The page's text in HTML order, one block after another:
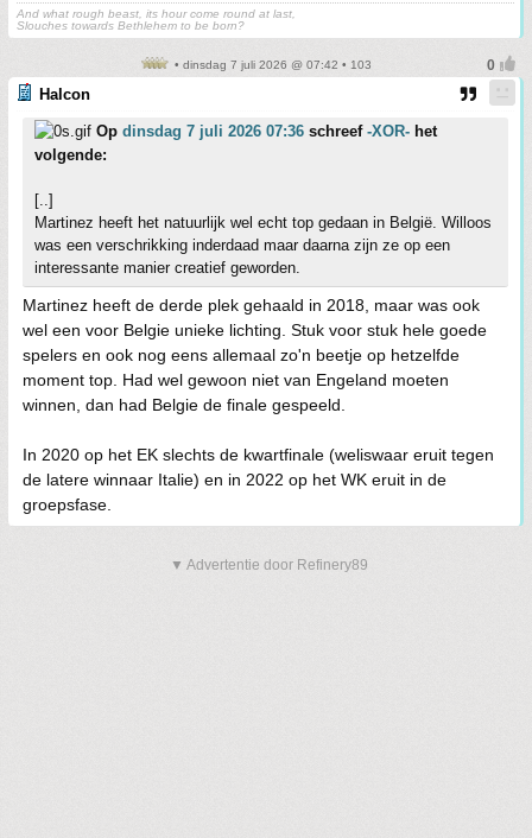
And what rough beast, its hour come round at last,
Slouches towards Bethlehem to be born?
• dinsdag 7 juli 2026 @ 07:42 • 103
Halcon
Op dinsdag 7 juli 2026 07:36 schreef -XOR- het
volgende:
[..]
Martinez heeft het natuurlijk wel echt top gedaan in België. Willoos
was een verschrikking inderdaad maar daarna zijn ze op een
interessante manier creatief geworden.
Martinez heeft de derde plek gehaald in 2018, maar was ook
wel een voor Belgie unieke lichting. Stuk voor stuk hele goede
spelers en ook nog eens allemaal zo'n beetje op hetzelfde
moment top. Had wel gewoon niet van Engeland moeten
winnen, dan had Belgie de finale gespeeld.
In 2020 op het EK slechts de kwartfinale (weliswaar eruit tegen
de latere winnaar Italie) en in 2022 op het WK eruit in de
groepsfase.
▼ Advertentie door Refinery89